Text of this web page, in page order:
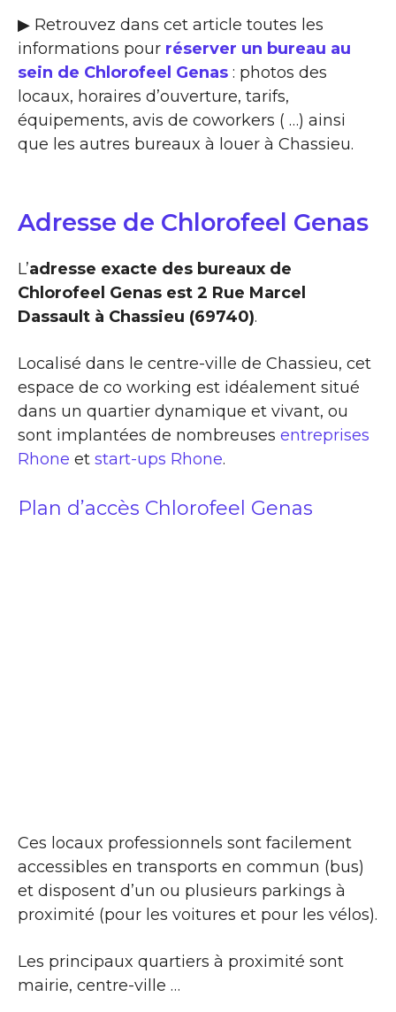
▶ Retrouvez dans cet article toutes les
informations pour réserver un bureau au
sein de Chlorofeel Genas : photos des
locaux, horaires d’ouverture, tarifs,
équipements, avis de coworkers ( …) ainsi
que les autres bureaux à louer à Chassieu.
Adresse de Chlorofeel Genas
L’adresse exacte des bureaux de
Chlorofeel Genas est 2 Rue Marcel
Dassault à Chassieu (69740).
Localisé dans le centre-ville de Chassieu, cet
espace de co working est idéalement situé
dans un quartier dynamique et vivant, ou
sont implantées de nombreuses entreprises
Rhone et start-ups Rhone.
Plan d’accès Chlorofeel Genas
Ces locaux professionnels sont facilement
accessibles en transports en commun (bus)
et disposent d’un ou plusieurs parkings à
proximité (pour les voitures et pour les vélos).
Les principaux quartiers à proximité sont
mairie, centre-ville …